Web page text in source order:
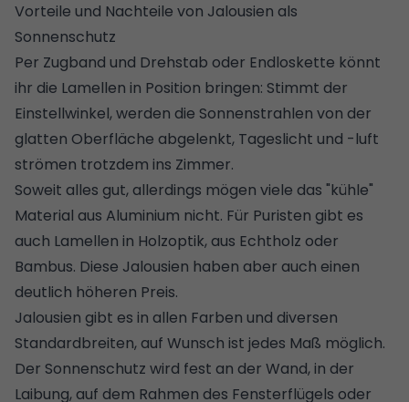
Vorteile und Nachteile von Jalousien als
Sonnenschutz
Per Zugband und Drehstab oder Endloskette könnt
ihr die Lamellen in Position bringen: Stimmt der
Einstellwinkel, werden die Sonnenstrahlen von der
glatten Oberfläche abgelenkt, Tageslicht und -luft
strömen trotzdem ins Zimmer.
Soweit alles gut, allerdings mögen viele das "kühle"
Material aus Aluminium nicht. Für Puristen gibt es
auch Lamellen in Holzoptik, aus Echtholz oder
Bambus. Diese Jalousien haben aber auch einen
deutlich höheren Preis.
Jalousien gibt es in allen Farben und diversen
Standardbreiten, auf Wunsch ist jedes Maß möglich.
Der Sonnenschutz wird fest an der Wand, in der
Laibung, auf dem Rahmen des Fensterflügels oder